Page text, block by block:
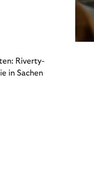
Riverty-
in Sachen